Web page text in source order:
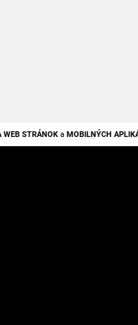
WEB STRÁNOK a MOBILNÝCH